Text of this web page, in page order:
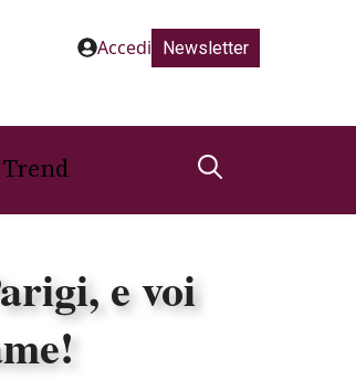
Accedi Newsletter
Trend
e voi